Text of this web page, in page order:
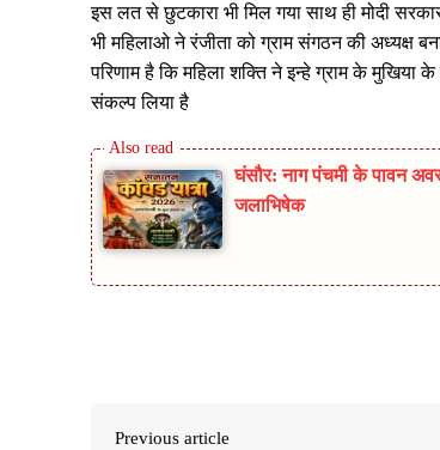
इस लत से छुटकारा भी मिल गया साथ ही मोदी
भी महिलाओ ने रंजीता को ग्राम संगठन की अध्यक्ष
परिणाम है कि महिला शक्ति ने इन्हे ग्राम के
संकल्प लिया है
घंसौर: नाग पंचमी के पावन
जलाभिषेक
Previous article